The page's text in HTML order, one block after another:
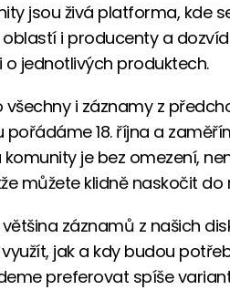
jsou živá platforma, kde
i producenty a
jednotlivých produktech.
i záznamy z
18. října a
je bez omezení,
můžete klidně naskočit do
záznamů z našich
jak a kdy budou
preferovat spíše